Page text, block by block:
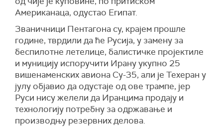
Американаца, одустао Египат.
Званичници Пентагона су, крајем прошле
године, тврдили да ће Русија, у замену за
беспилотне летелице, балистичке пројектиле
и муницију испоручити Ирану укупно 25
вишенаменских авиона Су-35, али је Техеран у
јулу објавио да одустаје од ове трампе, јер
Руси нису желели да Иранцима продају и
технологију потребну за одржавање и
производњу резервних делова.